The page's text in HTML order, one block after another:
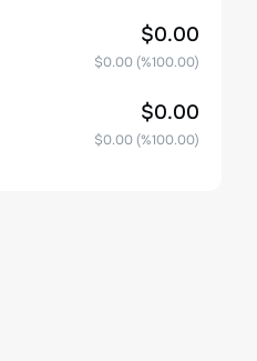
$0.00
$0.00(%100.00)
$0.00
$0.00(%100.00)